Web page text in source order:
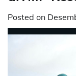
Posted on